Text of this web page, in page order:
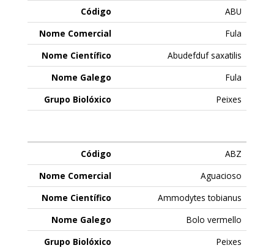
ABU
Fula
Abudefduf saxatilis
Fula
Peixes
ABZ
Aguacioso
Ammodytes tobianus
Bolo vermello
Peixes